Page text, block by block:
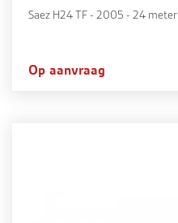
Saez H24 TF - 2005 - 24 meter
Op aanvraag